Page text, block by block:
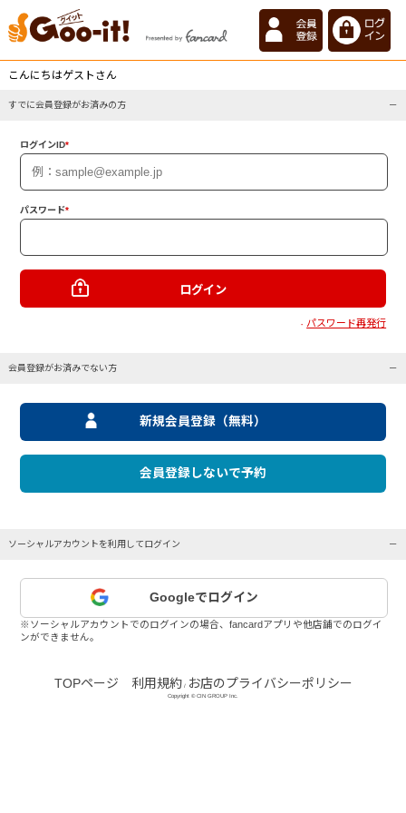
こんにちはゲストさん
すでに会員登録がお済みの方
ログインID*
パスワード*
・ パスワード再発行
会員登録がお済みでない方
新規会員登録（無料）
会員登録しないで予約
ソーシャルアカウントを利用してログイン
Googleでログイン
※ソーシャルアカウントでのログインの場合、fancardアプリや他店舗でのログイ
ンができません。
TOPページ 利用規約/ お店のプライバシーポリシー
Copyright © CIN GROUP Inc.